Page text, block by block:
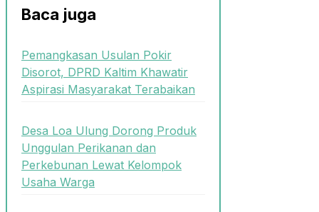
Baca juga
Pemangkasan Usulan Pokir
Disorot, DPRD Kaltim Khawatir
Aspirasi Masyarakat Terabaikan
Desa Loa Ulung Dorong Produk
Unggulan Perikanan dan
Perkebunan Lewat Kelompok
Usaha Warga